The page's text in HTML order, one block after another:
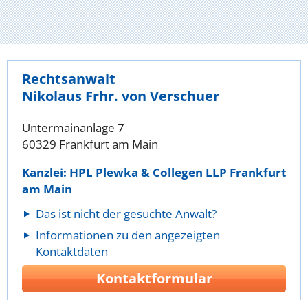
Rechtsanwalt
Nikolaus Frhr. von Verschuer
Untermainanlage 7
60329 Frankfurt am Main
Kanzlei: HPL Plewka & Collegen LLP Frankfurt
am Main
Das ist nicht der gesuchte Anwalt?
Informationen zu den angezeigten
Kontaktdaten
Kontaktformular